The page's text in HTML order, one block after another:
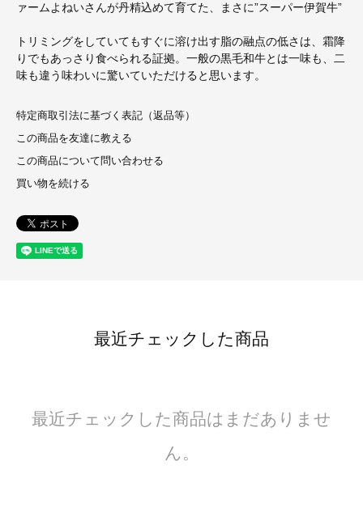
ァームよねいさんが丹精込めて育てた、まさに”スーパー伊賀牛”
トリミングをしていてもすぐに溶け出す脂の融点の低さは、霜降
りでもあっさり食べられる証拠。一般の黒毛和牛とは一味も、二
味も違う味わいに驚いていただけると思います。
特定商取引法に基づく表記（返品等）
この商品を友達に教える
この商品について問い合わせる
買い物を続ける
最近チェックした商品
最近チェックした商品はまだありませ
ん。